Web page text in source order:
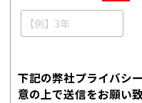
下記の弊社プライバシ
意の上で送信をお願い致